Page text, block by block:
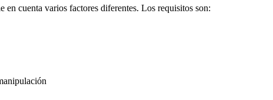
cuenta varios factores diferentes. Los requisitos son: